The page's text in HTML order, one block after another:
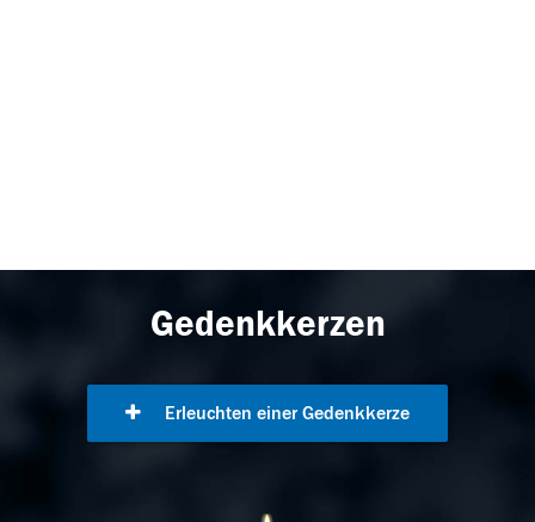
Gedenkkerzen
Erleuchten einer Gedenkkerze